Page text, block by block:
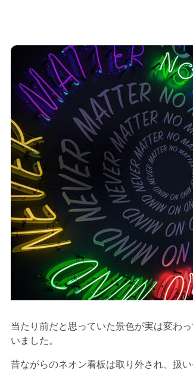
当たり前だと思っていた景色が実は変わ
いました。
昔ながらのネオン看板は取り外され、扱